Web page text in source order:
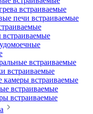
встраиваемые
печи встраиваемые
встраиваемые
встраиваемые
камеры встраиваемые
встраиваемые
встраиваемые